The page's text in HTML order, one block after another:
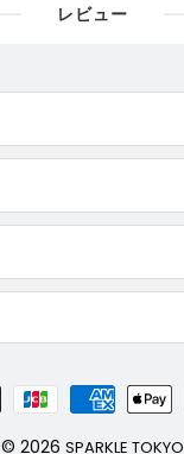
レビュー
© 2026 SPARKLE TOKYO